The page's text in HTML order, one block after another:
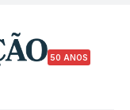
50 ANOS